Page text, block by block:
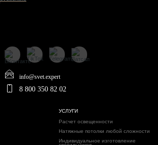
info@svet.expert
8 800 350 82 02
УСЛУГИ
Расчет освещенности
Натяжные потолки любой сложности
Индивидуальное изготовление